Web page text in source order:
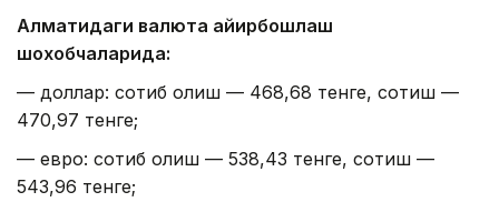
Алматидаги валюта айирбошлаш
шохобчаларида:
— доллар: сотиб олиш — 468,68 тенге, сотиш —
470,97 тенге;
— евро: сотиб олиш — 538,43 тенге, сотиш —
543,96 тенге;